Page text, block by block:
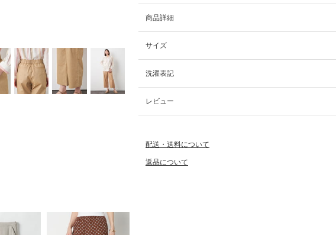
商品詳細
サイズ
洗濯表記
レビュー
配送・送料について
返品について